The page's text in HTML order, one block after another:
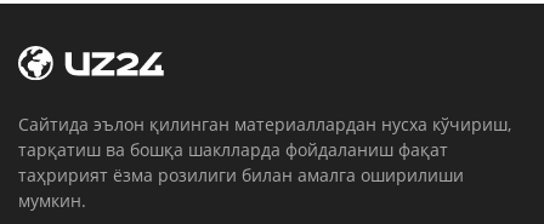
Cайтида эълон қилинган материаллардан нусха кўчириш,
тарқатиш ва бошқа шаклларда фойдаланиш фақат
таҳририят ёзма розилиги билан амалга оширилиши
мумкин.